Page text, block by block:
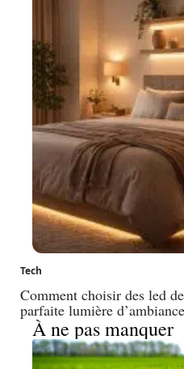
Tech
Comment choisir des led
parfaite lumière d’ambiance
À ne pas manquer